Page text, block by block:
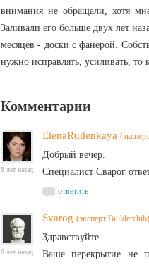
внимания не обращали, хотя мне
Заливали его больше двух лет
месяцев - доски с фанерой.
нужно исправлять, усиливать, то
Комментарии
8 лет назад
ElenaRudenkaya
Добрый вечер.
Специалист Сварог
ответить
8 лет назад
Svarog (эксперт Builderclub)
Здравствуйте.
Ваше перекрытие не